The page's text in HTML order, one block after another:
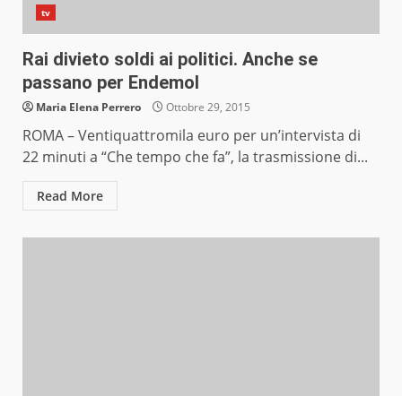
tv
Rai divieto soldi ai politici. Anche se
passano per Endemol
Maria Elena Perrero Ottobre 29, 2015
ROMA – Ventiquattromila euro per un’intervista di
22 minuti a “Che tempo che fa”, la trasmissione di...
Read More